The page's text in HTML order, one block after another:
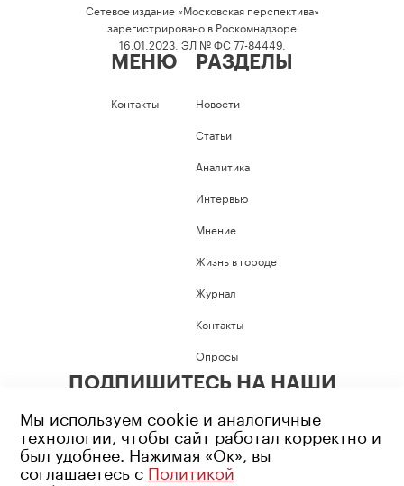
Сетевое издание «Московская перспектива»
зарегистрировано в Роскомнадзоре
16.01.2023, ЭЛ № ФС 77-84449.
МЕНЮ
Контакты
РАЗДЕЛЫ
Новости
Статьи
Аналитика
Интервью
Мнение
Жизнь в городе
Журнал
Контакты
Опросы
ПОДПИШИТЕСЬ НА НАШИ
Мы используем cookie и аналогичные
технологии, чтобы сайт работал корректно и
был удобнее. Нажимая «Ок», вы
соглашаетесь с Политикой